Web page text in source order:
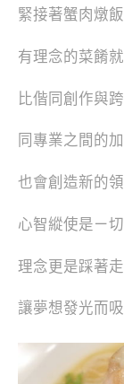
緊接著蟹肉燉
有理念的菜餚
比偕同創作與
同專業之間的
也會創造新的
心智縱使是ㄧ
理念更是踩著
讓夢想發光而